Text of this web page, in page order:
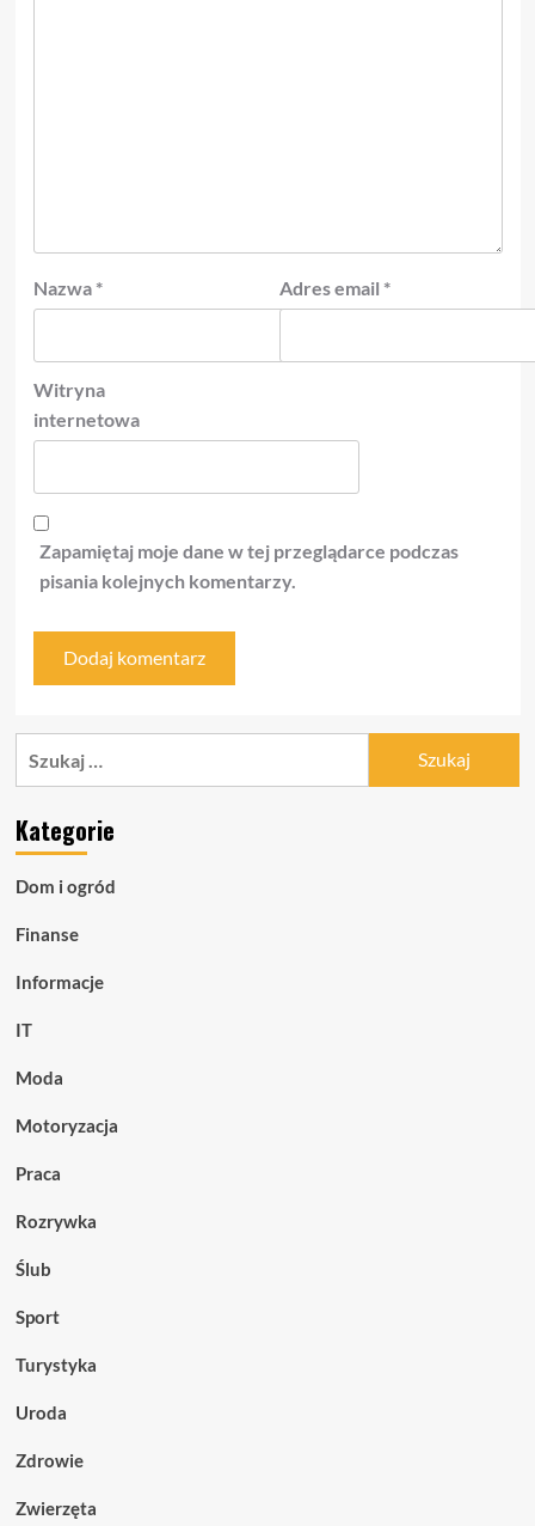
Nazwa * Adres email *
Witryna
internetowa
Zapamiętaj moje dane w tej przeglądarce podczas
pisania kolejnych komentarzy.
Kategorie
Dom i ogród
Finanse
Informacje
IT
Moda
Motoryzacja
Praca
Rozrywka
Ślub
Sport
Turystyka
Uroda
Zdrowie
Zwierzęta